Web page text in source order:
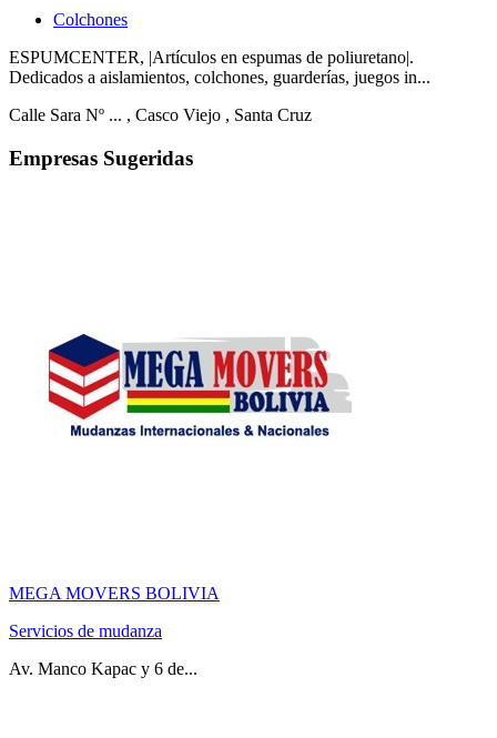
Colchones
ESPUMCENTER, |Artículos en espumas de poliuretano|.
Dedicados a aislamientos, colchones, guarderías, juegos in...
Calle Sara Nº ... , Casco Viejo , Santa Cruz
Empresas Sugeridas
MEGA MOVERS BOLIVIA
Servicios de mudanza
Av. Manco Kapac y 6 de...